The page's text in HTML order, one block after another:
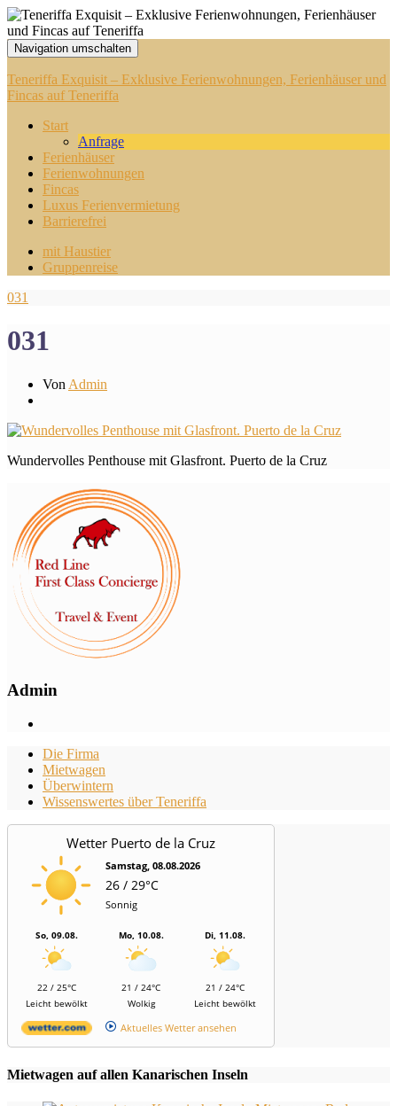
Navigation umschalten
Teneriffa Exquisit – Exklusive Ferienwohnungen, Ferienhäuser und
Fincas auf Teneriffa
Start
Anfrage
Ferienhäuser
Ferienwohnungen
Fincas
Luxus Ferienvermietung
Barrierefrei
mit Haustier
Gruppenreise
031
031
Von Admin
Wundervolles Penthouse mit Glasfront. Puerto de la Cruz
Admin
Die Firma
Mietwagen
Überwintern
Wissenswertes über Teneriffa
Wetter Puerto de la Cruz
Samstag, 08.08.2026
26 / 29°C
Sonnig
So, 09.08.
22 / 25°C
Leicht bewölkt
Mo, 10.08.
21 / 24°C
Wolkig
Di, 11.08.
21 / 24°C
Leicht bewölkt
Aktuelles Wetter ansehen
Mietwagen auf allen Kanarischen Inseln